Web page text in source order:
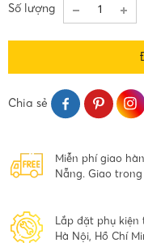
Số lượng
Chia sẻ
Miễn phí giao
Nẵng. Giao trong
Lắp đặt phụ
Hà Nội, Hồ Chí